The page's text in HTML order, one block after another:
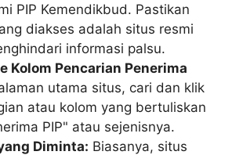
PIP Kemendikbud. Pastikan
diakses adalah situs resmi
informasi palsu.
Kolom Pencarian Penerima
utama situs, cari dan klik
atau kolom yang bertuliskan
PIP" atau sejenisnya.
Diminta: Biasanya, situs